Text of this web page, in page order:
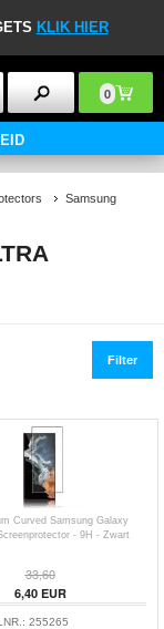
KLIK HIER
0
Samsung
Filter
Curved Samsung Galaxy
- 9H - Zwart
33,60
6,40EUR
255265